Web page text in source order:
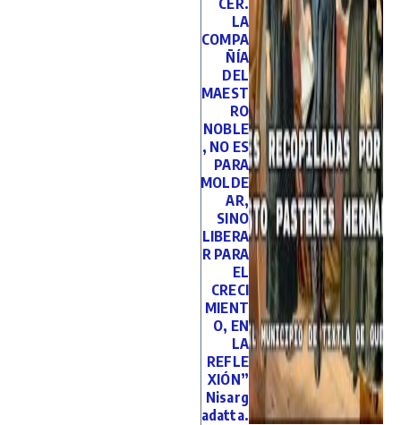
LA
COMPA
ÑÍA
DEL
MAEST
RO
NOBLE
, NO ES
PARA
MOLDE
AR,
SINO
LIBERA
R PARA
EL
CRECI
MIENT
O, EN
LA
REFLE
XIÓN”
Nisarg
adatta.